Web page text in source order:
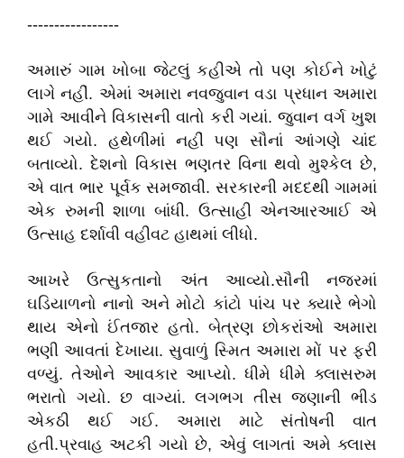
-----------------
અમારું ગામ ખોબા જેટલું કહીએ તો પણ કોઈને ખોટું
લાગે નહીં. એમાં અમારા નવજુવાન વડા પ્રધાન અમારા
ગામે આવીને વિકાસની વાતો કરી ગયાં. જુવાન વર્ગ ખુશ
થઈ ગયો. હથેળીમાં નહીં પણ સૌનાં આંગણે ચાંદ
બતાવ્યો. દેશનો વિકાસ ભણતર વિના થવો મુશ્કેલ છે,
એ વાત ભાર પૂર્વક સમજાવી. સરકારની મદદથી ગામમાં
એક રુમની શાળા બાંધી. ઉત્સાહી એનઆરઆઈ એ
ઉત્સાહ દર્શાવી વહીવટ હાથમાં લીધો.
આખરે ઉત્સુકતાનો અંત આવ્યો.સૌની નજરમાં
ઘડિયાળનો નાનો અને મોટો કાંટો પાંચ પર ક્યારે ભેગો
થાય એનો ઈંતજાર હતો. બેત્રણ છોકરાંઓ અમારા
ભણી આવતાં દેખાયા. સુવાળું સ્મિત અમારા મોં પર ફરી
વળ્યું. તેઓને આવકાર આપ્યો. ધીમે ધીમે ક્લાસરુમ
ભરાતો ગયો. છ વાગ્યાં. લગભગ તીસ જણાની ભીડ
એકઠી થઈ ગઈ. અમારા માટે સંતોષની વાત
હતી.પ્રવાહ અટકી ગયો છે, એવું લાગતાં અમે ક્લાસ